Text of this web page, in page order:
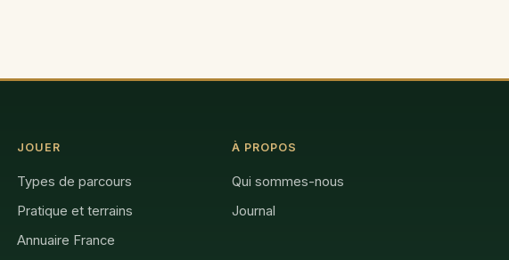
JOUER
Types de parcours
Pratique et terrains
Annuaire France
À PROPOS
Qui sommes-nous
Journal